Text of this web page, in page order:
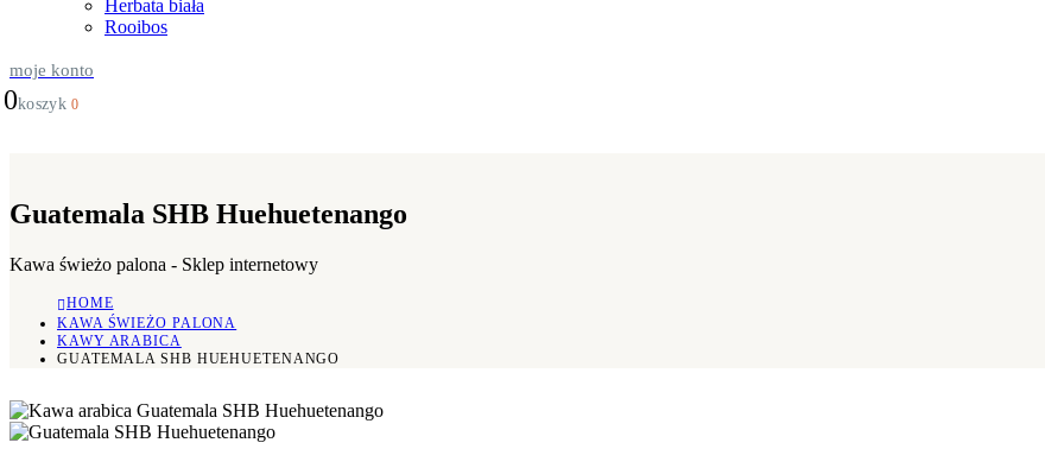
Herbata biała
Rooibos
moje konto
0koszyk0
Guatemala SHB Huehuetenango
Kawa świeżo palona - Sklep internetowy
HOME
KAWA ŚWIEŻO PALONA
KAWY ARABICA
GUATEMALA SHB HUEHUETENANGO